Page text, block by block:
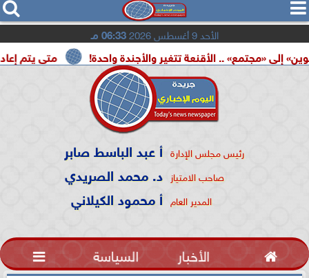
  
الأحد 9 أغسطس 2026 06:33 مـ
متى يتم إعادة تشغيل .. الأقنعة تتغير والأجندة واحدة!
رئيس مجلس الإدارة أ عبد الباسط صابر
صاحب الامتياز د. محمد الصريدي
المدير العام أ محمود الكيلاني
 الأخبار السياسة 